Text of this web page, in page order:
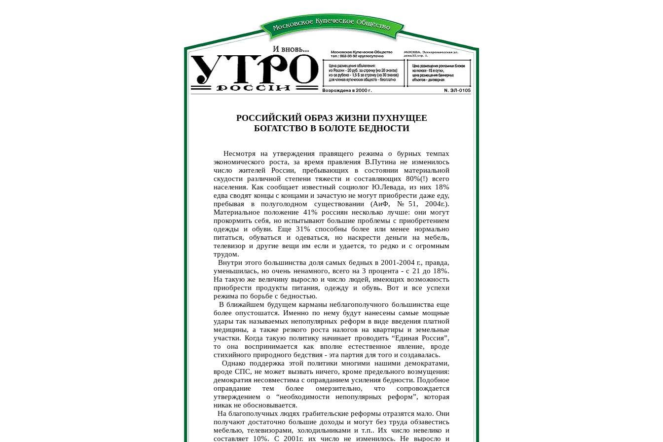
РОССИЙСКИЙ ОБРАЗ ЖИЗНИ ПУХНУЩЕЕ
БОГАТСТВО В БОЛОТЕ БЕДНОСТИ
Несмотря на утверждения правящего режима о бурных темпах
экономического роста, за время правления В.Путина не изменилось
число жителей России, пребывающих в состоянии материальной
скудости различной степени тяжести и составляющих 80%(!) всего
населения. Как сообщает известный социолог Ю.Левада, из них 18%
едва сводят концы с концами и зачастую не могут приобрести даже еду,
пребывая в полуголодном существовании (АиФ, №51, 2004г.).
Материальное положение 41% россиян несколько лучше: они могут
прокормить себя, но испытывают большие проблемы с приобретением
одежды и обуви. Еще 31% способны более или менее нормально
питаться, обуваться и одеваться, но наскрести деньги на мебель,
телевизор и другие вещи им если и удается, то редко и с огромным
трудом.
Внутри этого большинства доля самых бедных в 2001-2004 г., правда,
уменьшилась, но очень ненамного, всего на 3 процента - с 21 до 18%.
На такую же величину выросло и число людей, имеющих возможность
приобрести продукты питания, одежду и обувь. Вот и все успехи
режима по борьбе с бедностью.
В ближайшем будущем карманы неблагополучного большинства еще
более опустошатся. Именно по нему будут нанесены самые мощные
удары так называемых непопулярных реформ в виде введения платной
медицины, а также резкого роста налогов на квартиры и земельные
участки. Когда такую политику начинает проводить “Единая Россия”,
то она воспринимается как вполне естественное явление, вроде
стихийного природного бедствия - эта партия для того и создавалась.
Однако поддержка этой политики многими нашими демократами,
вроде СПС, не может вызвать ничего, кроме предельного возмущения:
демократия несовместима с оправданием усиления бедности. Подобное
оправдание тем более омерзительно, что сопровождается
утверждением о “необходимости непопулярных реформ”, которая
никак не обосновывается.
На благополучных людях грабительские реформы отразятся мало. Они
получают достаточно большие доходы и могут без труда обзавестись
мебелью, телевизорами, холодильниками и т.п.. Их число невелико и
составляет 10%. С 2001г. их число не изменилось. Не выросло и